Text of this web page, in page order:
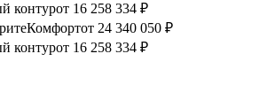
контурот 16 258 334 ₽
Комфортот 24 340 050 ₽
контурот 16 258 334 ₽